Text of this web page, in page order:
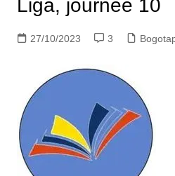
Liga, journée 10
27/10/2023 3